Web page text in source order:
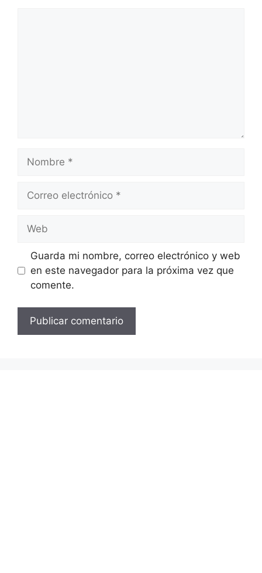
electrónico
Guarda mi nombre, correo electrónico y web
en este navegador para la próxima vez que
comente.